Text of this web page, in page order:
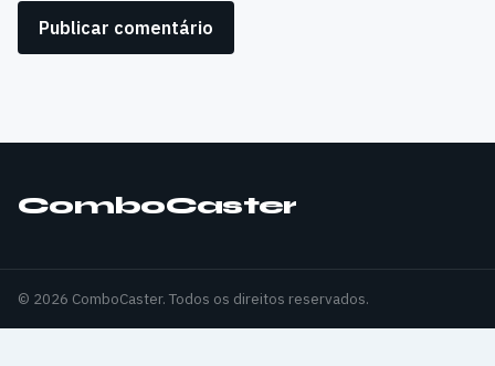
ComboCaster
© 2026 ComboCaster. Todos os direitos reservados.